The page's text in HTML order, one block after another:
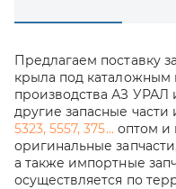
Предлагаем поставку
крыла под каталожным
производства АЗ УРАЛ
другие запасные части
5323, 5557, 375... оптом и
оригинальные
а также импортные
осуществляется по